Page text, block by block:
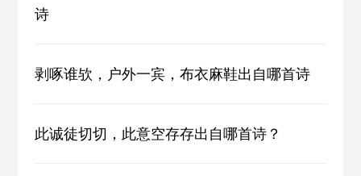
诗
剥啄谁欤，户外一宾，布衣麻鞋出自哪首诗
此诚徒切切，此意空存存出自哪首诗？